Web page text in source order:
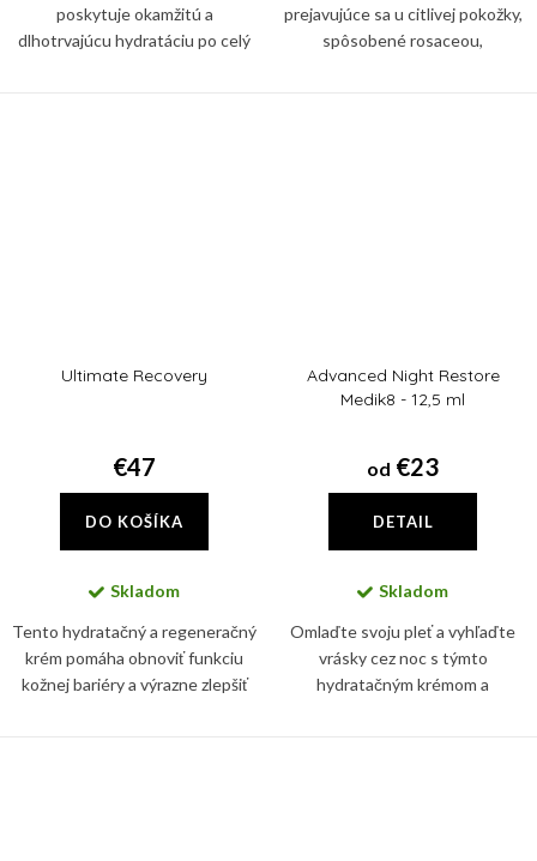
poskytuje okamžitú a
dlhotrvajúcu hydratáciu po celý
prejavujúce sa u citlivej pokožky,
spôsobené rosaceou,
Ultimate Recovery
€47
DO KOŠÍKA
Skladom
Tento hydratačný a regeneračný
krém pomáha obnoviť funkciu
kožnej bariéry a výrazne zlepšiť
Advanced Night Restore
Medik8 - 12,5 ml
od €23
DETAIL
Skladom
Omlaďte svoju pleť a vyhľaďte
vrásky cez noc s týmto
hydratačným krémom a